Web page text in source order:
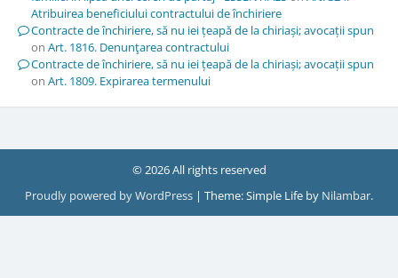
Atribuirea beneficiului contractului de închiriere
Contracte de închiriere, să nu iei țeapă de la chiriași; avocații spun
on Art. 1816. Denunţarea contractului
Contracte de închiriere, să nu iei țeapă de la chiriași; avocații spun
on Art. 1809. Expirarea termenului
© 2026 All rights reserved
Proudly powered by WordPress | Theme: Simple Life by Nilambar.